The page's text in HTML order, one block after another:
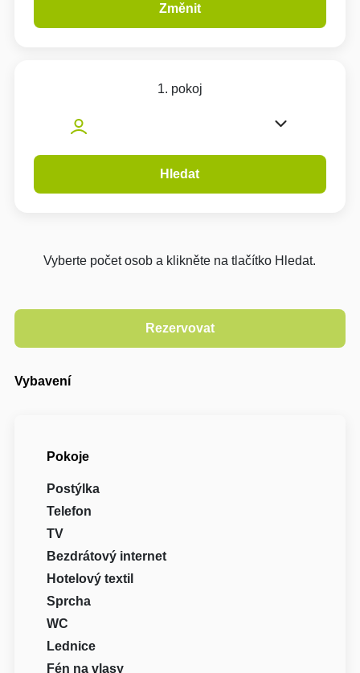
Změnit
1. pokoj
Hledat
Vyberte počet osob a klikněte na tlačítko Hledat.
Vybavení
Pokoje
Postýlka
Telefon
TV
Bezdrátový internet
Hotelový textil
Sprcha
WC
Lednice
Fén na vlasy